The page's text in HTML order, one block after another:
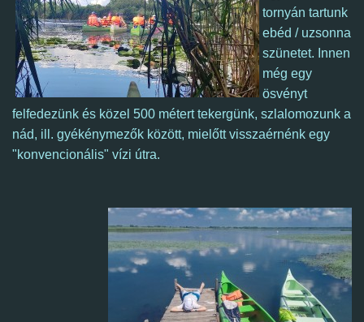
tornyán tartunk
ebéd / uzsonna
szünetet. Innen
még egy
ösvényt
felfedezünk és közel 500 métert tekergünk, szlalomozunk a
nád, ill. gyékénymezők között, mielőtt visszaérnénk egy
"konvencionális" vízi útra.